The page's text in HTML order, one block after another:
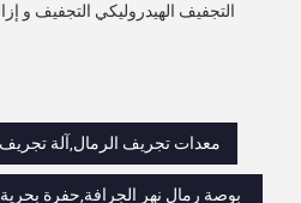
التجفيف الهيدروليكي التجفيف و
معدات تجريف الرمال,آلة